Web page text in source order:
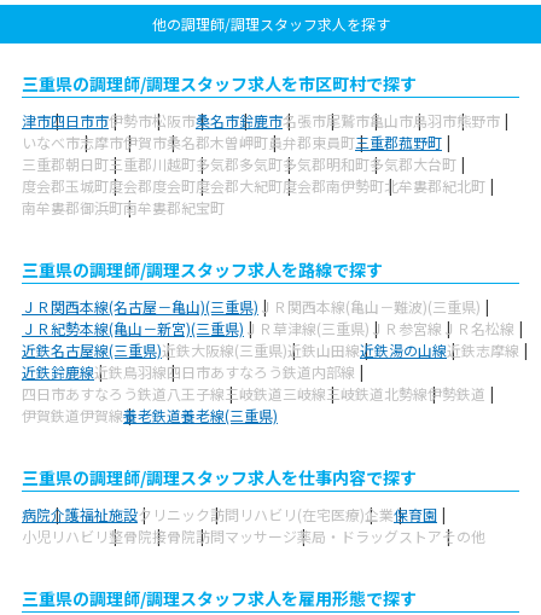
他の調理師/調理スタッフ求人を探す
三重県の調理師/調理スタッフ求人を市区町村で探す
津市四日市市伊勢市松阪市桑名市鈴鹿市名張市尾鷲市亀山市鳥羽市熊野市
いなべ市志摩市伊賀市桑名郡木曽岬町員弁郡東員町三重郡菰野町
三重郡朝日町三重郡川越町多気郡多気町多気郡明和町多気郡大台町
度会郡玉城町度会郡度会町度会郡大紀町度会郡南伊勢町北牟婁郡紀北町
南牟婁郡御浜町南牟婁郡紀宝町
三重県の調理師/調理スタッフ求人を路線で探す
ＪＲ関西本線(名古屋－亀山)(三重県) ＪＲ関西本線(亀山－難波)(三重県)
ＪＲ紀勢本線(亀山－新宮)(三重県) ＪＲ草津線(三重県) ＪＲ参宮線 ＪＲ名松線
近鉄名古屋線(三重県)近鉄大阪線(三重県)近鉄山田線近鉄湯の山線近鉄志摩線
近鉄鈴鹿線近鉄鳥羽線四日市あすなろう鉄道内部線
四日市あすなろう鉄道八王子線三岐鉄道三岐線三岐鉄道北勢線伊勢鉄道
伊賀鉄道伊賀線養老鉄道養老線(三重県)
三重県の調理師/調理スタッフ求人を仕事内容で探す
病院介護福祉施設クリニック訪問リハビリ(在宅医療)企業保育園
小児リハビリ整骨院接骨院訪問マッサージ薬局・ドラッグストアその他
三重県の調理師/調理スタッフ求人を雇用形態で探す